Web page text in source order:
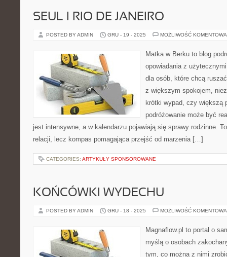
SEUL I RIO DE JANEIRO
POSTED BY ADMIN GRU - 19 - 2025 MOŻLIWOŚĆ
Matka w Berku to blog
opowiadania z
dla osób, które chcą
z większym spokojem,
krótki wypad, czy większą
podróżowanie może być
jest intensywne, a w kalendarzu pojawiają się sprawy rodzinne.
relacji, lecz kompas pomagająca przejść od marzenia […]
CATEGORIES: ARTYKUŁY SPONSOROWANE
KOŃCÓWKI WYDECHU
POSTED BY ADMIN GRU - 18 - 2025 MOŻLIWOŚĆ
Magnaflow.pl to portal o
myślą o osobach
tym, co można z nimi